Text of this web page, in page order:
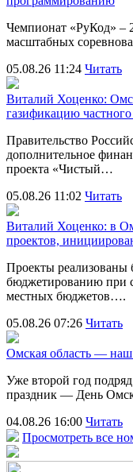
Чемпионат «РуКод» –
масштабных
05.08.26 11:24 Читать
Виталий Хоценко:
газификацию частного
Правительство
дополнительное
проекта «Чистый…
05.08.26 11:02 Читать
Виталий Хоценко: в
проектов,
Проекты реализованы
бюджетированию при
местных бюджетов….
05.08.26 07:26 Читать
Омская область —
Уже второй год
праздник — День
04.08.26 16:00 Читать
Просмотреть все